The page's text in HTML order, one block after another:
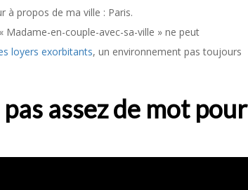
à propos de ma ville : Paris.
Madame-en-couple-avec-sa-ville » ne peut
loyers exorbitants, un environnement pas toujours
pas assez de mot pour